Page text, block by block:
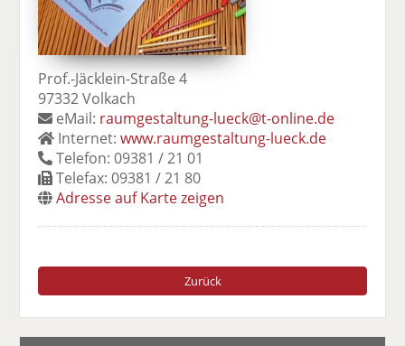
Prof.-Jäcklein-Straße 4
97332 Volkach
eMail: raumgestaltung-lueck@t-online.de
Internet:www.raumgestaltung-lueck.de
Telefon: 09381 / 21 01
Telefax: 09381 / 21 80
Adresse auf Karte zeigen
Zurück